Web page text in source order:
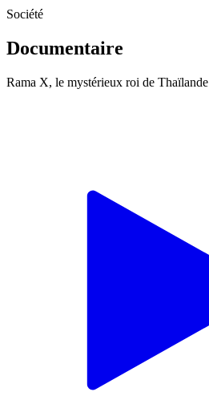
Société
Documentaire
Rama X, le mystérieux roi de Thaïlande